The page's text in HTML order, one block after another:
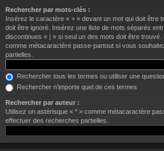
Rechercher par mots-clés :
Insérez le caractère « + » devant un mot qui doit être
doit être ignoré. Insérez une liste de mots séparés
discontinues « | » si seul un des mots doit être
comme métacaractère passe-partout si vous
partielles.
Rechercher tous les termes ou utiliser une
Rechercher n’importe quel de ces termes
Rechercher par auteur :
Utilisez un astérisque « * » comme métacaractère
effectuer des recherches partielles.